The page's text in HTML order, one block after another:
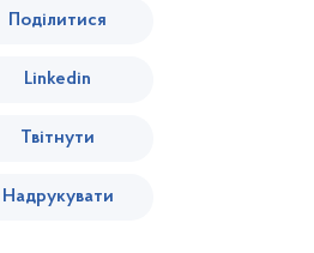
Поділитися
Linkedin
Твітнути
Надрукувати